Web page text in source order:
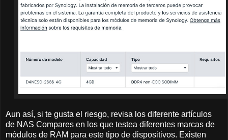
Aun así, si te gusta el riesgo, revisa los diferente artículos
de NAS Compares en los que testea diferentes marcas de
módulos de RAM para este tipo de dispositivos. Existen